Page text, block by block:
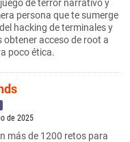
de terror narrativo y
persona que te sumerge
hacking de terminales y
obtener acceso de root a
poco ética.
de 2025
más de 1200 retos para